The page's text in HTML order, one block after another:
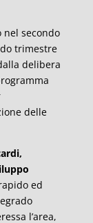
nel secondo
trimestre
delibera
delle
ed
l’area,